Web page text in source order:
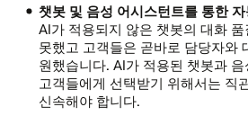
챗봇 및 음성 어시스턴트를 통한
AI가 적용되지 않은 챗봇의 대화
못했고 고객들은 곧바로 담당자와
원했습니다. AI가 적용된 챗봇과
고객들에게 선택받기 위해서는 직
신속해야 합니다.